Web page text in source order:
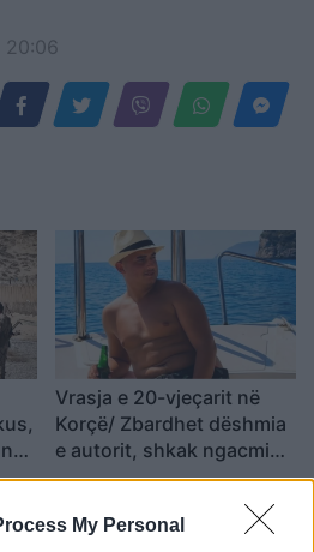
My Personal
20:06
Vrasja e 20-vjeçarit në
Korçë/ Zbardhet dëshmia
e autorit, shkak ngacmimi
i të dashurës nga viktima